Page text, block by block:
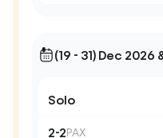
(19 - 31) Dec 2026
Solo
2-2PAX